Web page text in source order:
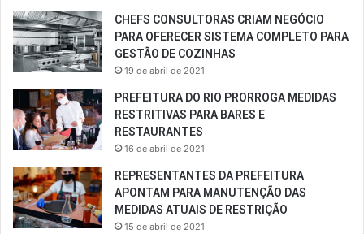
CHEFS CONSULTORAS CRIAM NEGÓCIO
PARA OFERECER SISTEMA COMPLETO PARA
GESTÃO DE COZINHAS
19 de abril de 2021
PREFEITURA DO RIO PRORROGA MEDIDAS
RESTRITIVAS PARA BARES E
RESTAURANTES
16 de abril de 2021
REPRESENTANTES DA PREFEITURA
APONTAM PARA MANUTENÇÃO DAS
MEDIDAS ATUAIS DE RESTRIÇÃO
15 de abril de 2021